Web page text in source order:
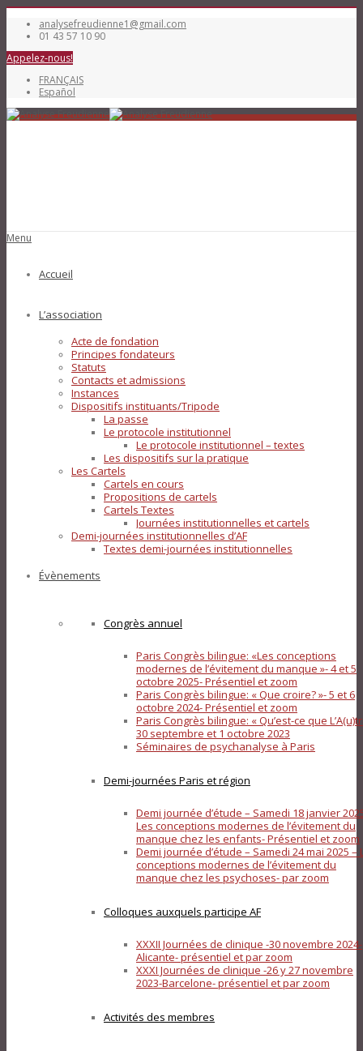
analysefreudienne1@gmail.com
01 43 57 10 90
Appelez-nous!
FRANÇAIS
Español
Menu
Accueil
L’association
Acte de fondation
Principes fondateurs
Statuts
Contacts et admissions
Instances
Dispositifs instituants/Tripode
La passe
Le protocole institutionnel
Le protocole institutionnel – textes
Les dispositifs sur la pratique
Les Cartels
Cartels en cours
Propositions de cartels
Cartels Textes
Journées institutionnelles et cartels
Demi-journées institutionnelles d’AF
Textes demi-journées institutionnelles
Évènements
Congrès annuel
Paris Congrès bilingue: «Les conceptions
modernes de l’évitement du manque »- 4 et 5
octobre 2025- Présentiel et zoom
Paris Congrès bilingue: « Que croire? »- 5 et 6
octobre 2024- Présentiel et zoom
Paris Congrès bilingue: « Qu’est-ce que
30 septembre et 1 octobre 2023
Séminaires de psychanalyse à Paris
Demi-journées Paris et région
Demi journée d’étude – Samedi 18 janvier
Les conceptions modernes de l’évitement du
manque chez les enfants- Présentiel et zoom
Demi journée d’étude – Samedi 24 mai 2025 –
conceptions modernes de l’évitement du
manque chez les psychoses- par zoom
Colloques auxquels participe AF
XXXII Journées de clinique -30 novembre 2024-
Alicante- présentiel et par zoom
XXXI Journées de clinique -26 y 27 novembre
2023-Barcelone- présentiel et par zoom
Activités des membres